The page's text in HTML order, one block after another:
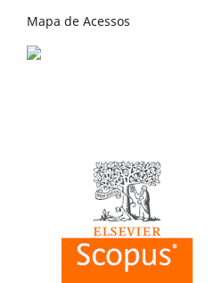
Mapa de Acessos